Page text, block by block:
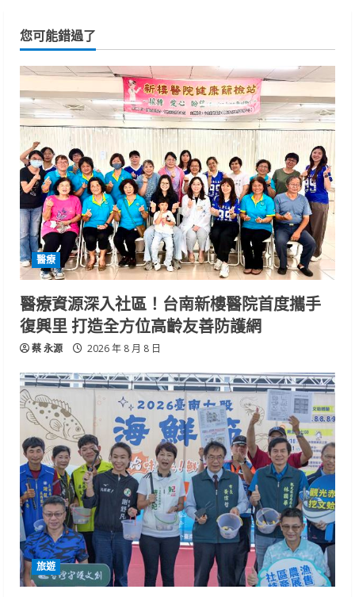
您可能錯過了
醫療
醫療資源深入社區！台南新樓醫院首度攜手
復興里 打造全方位高齡友善防護網
蔡 永源 2026 年 8 月 8 日
旅遊